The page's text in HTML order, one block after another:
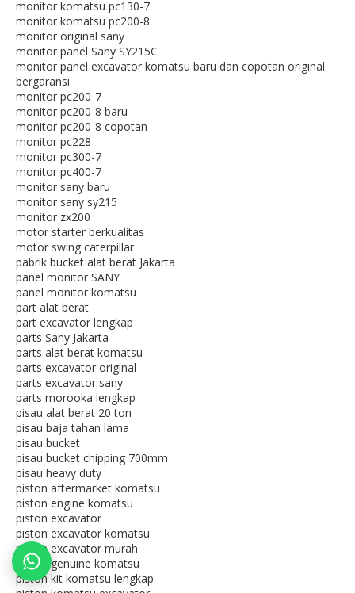
monitor komatsu pc130-7
monitor komatsu pc200-8
monitor original sany
monitor panel Sany SY215C
monitor panel excavator komatsu baru dan copotan original
bergaransi
monitor pc200-7
monitor pc200-8 baru
monitor pc200-8 copotan
monitor pc228
monitor pc300-7
monitor pc400-7
monitor sany baru
monitor sany sy215
monitor zx200
motor starter berkualitas
motor swing caterpillar
pabrik bucket alat berat Jakarta
panel monitor SANY
panel monitor komatsu
part alat berat
part excavator lengkap
parts Sany Jakarta
parts alat berat komatsu
parts excavator original
parts excavator sany
parts morooka lengkap
pisau alat berat 20 ton
pisau baja tahan lama
pisau bucket
pisau bucket chipping 700mm
pisau heavy duty
piston aftermarket komatsu
piston engine komatsu
piston excavator
piston excavator komatsu
piston excavator murah
piston genuine komatsu
piston kit komatsu lengkap